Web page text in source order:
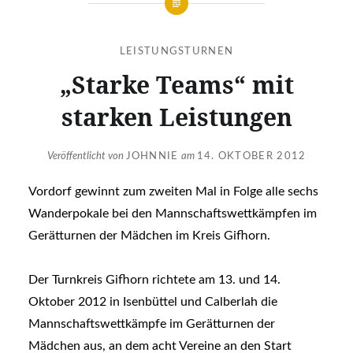
LEISTUNGSTURNEN
„Starke Teams“ mit
starken Leistungen
Veröffentlicht von JOHNNIE am 14. OKTOBER 2012
Vordorf gewinnt zum zweiten Mal in Folge alle sechs
Wanderpokale bei den Mannschaftswettkämpfen im
Gerätturnen der Mädchen im Kreis Gifhorn.
Der Turnkreis Gifhorn richtete am 13. und 14.
Oktober 2012 in Isenbüttel und Calberlah die
Mannschaftswettkämpfe im Gerätturnen der
Mädchen aus, an dem acht Vereine an den Start